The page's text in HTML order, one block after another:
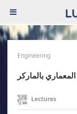
Engineering
بالماركر
Lectures